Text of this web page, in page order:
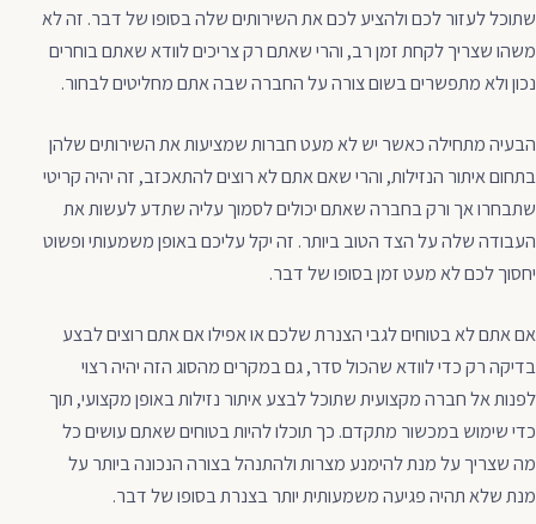
שתוכל לעזור לכם ולהציע לכם את השירותים שלה בסופו של דבר. זה לא
משהו שצריך לקחת זמן רב, והרי שאתם רק צריכים לוודא שאתם בוחרים
נכון ולא מתפשרים בשום צורה על החברה שבה אתם מחליטים לבחור.
הבעיה מתחילה כאשר יש לא מעט חברות שמציעות את השירותים שלהן
בתחום איתור הנזילות, והרי שאם אתם לא רוצים להתאכזב, זה יהיה קריטי
שתבחרו אך ורק בחברה שאתם יכולים לסמוך עליה שתדע לעשות את
העבודה שלה על הצד הטוב ביותר. זה יקל עליכם באופן משמעותי ופשוט
יחסוך לכם לא מעט זמן בסופו של דבר.
אם אתם לא בטוחים לגבי הצנרת שלכם או אפילו אם אתם רוצים לבצע
בדיקה רק כדי לוודא שהכול סדר, גם במקרים מהסוג הזה יהיה רצוי
לפנות אל חברה מקצועית שתוכל לבצע איתור נזילות באופן מקצועי, תוך
כדי שימוש במכשור מתקדם. כך תוכלו להיות בטוחים שאתם עושים כל
מה שצריך על מנת להימנע מצרות ולהתנהל בצורה הנכונה ביותר על
מנת שלא תהיה פגיעה משמעותית יותר בצנרת בסופו של דבר.